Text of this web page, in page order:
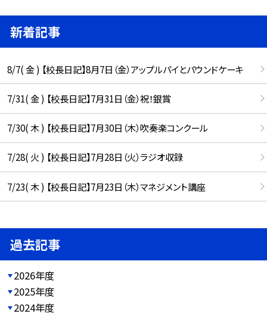
新着記事
8/7( 金 ) 【校長日記】8月7日（金）アップルパイとパウンドケーキ
7/31( 金 ) 【校長日記】7月31日（金）祝！銀賞
7/30( 木 ) 【校長日記】7月30日（木）吹奏楽コンクール
7/28( 火 ) 【校長日記】7月28日（火）ラジオ収録
7/23( 木 ) 【校長日記】7月23日（木）マネジメント講座
過去記事
2026年度
2025年度
2024年度